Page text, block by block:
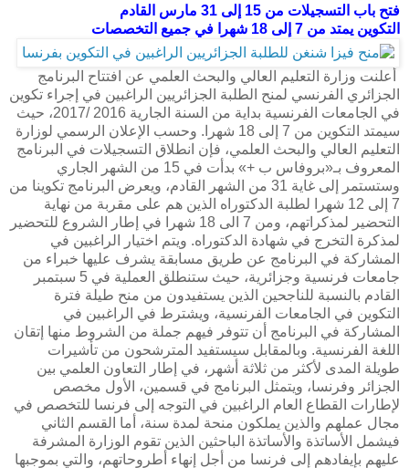
فتح باب التسجيلات من إلى مارس القادم
التكوين يمتد من إلى شهرا في جميع التخصصات
أعلنت وزارة التعليم العالي والبحث العلمي عن افتتاح البرنامج
الجزائري الفرنسي لمنح الطلبة الجزائريين الراغبين في إجراء تكوين
في الجامعات الفرنسية بداية من السنة الجارية ، حيث
سيمتد التكوين من إلى شهرا . وحسب الإعلان الرسمي لوزارة
التعليم
العالي والبحث العلمي، فإن انطلاق التسجيلات في البرنامج
المعروف بـ«بروفاس ب +» بدأت في من الشهر
الجاري
وستستمر
إلى غاية من الشهر القادم، ويعرض البرنامج تكوينا من
7 إلى شهرا لطلبة الدكتوراه الذين هم على مقربة من نهاية
التحضير لمذكراتهم، ومن الى شهرا في إطار الشروع للتحضير
لمذكرة التخرج في شهادة الدكتوراه. ويتم اختيار الراغبين في
المشاركة في البرنامج عن طريق مسابقة يشرف عليها خبراء من
جامعات فرنسية وجزائرية، حيث ستنطلق العملية في
سبتمبر
القادم بالنسبة للناجحين الذين يستفيدون من منح طيلة فترة
التكوين في الجامعات الفرنسية، ويشترط في الراغبين في
المشاركة في البرنامج أن تتوفر فيهم جملة من الشروط منها إتقان
اللغة الفرنسية. وبالمقابل سيستفيد المترشحون من تأشيرات
طويلة المدى لأكثر من ثلاثة أشهر، في إطار التعاون العلمي بين
الجزائر وفرنسا، ويتمثل البرنامج في قسمين، الأول مخصص
لإطارات القطاع العام الراغبين في التوجه إلى فرنسا للتخصص في
مجال عملهم والذين يملكون منحة لمدة سنة، أما القسم
الثاني
فيشمل الأساتذة والأساتذة الباحثين الذين تقوم الوزارة المشرفة
عليهم بإيفادهم إلى فرنسا من أجل إنهاء أطروحاتهم، والتي بموجبها